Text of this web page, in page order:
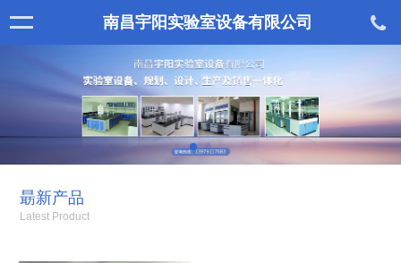
南昌宇阳实验室设备有限公司
朂新产品
Latest Product